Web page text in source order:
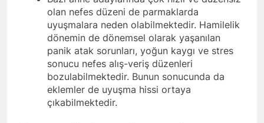
olan nefes düzeni de parmaklarda
uyuşmalara neden olabilmektedir. Hamilelik
dönemin de dönemsel olarak yaşanılan
panik atak sorunları, yoğun kaygı ve stres
sonucu nefes alış-veriş düzenleri
bozulabilmektedir. Bunun sonucunda da
eklemler de uyuşma hissi ortaya
çıkabilmektedir.